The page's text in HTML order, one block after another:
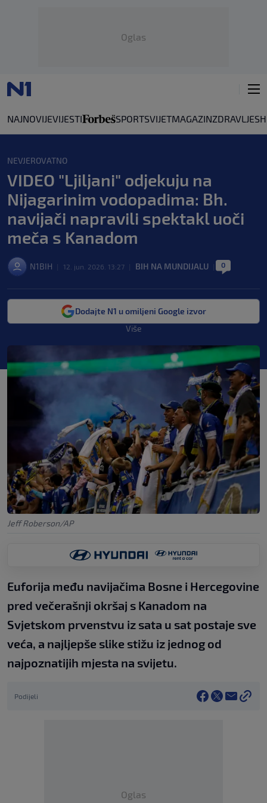
Oglas
NAJNOVIJEVIJESTI SPORTSVIJETMAGAZINZDRAVLJE
NEVJEROVATNO
VIDEO "Ljiljani" odjekuju na
Nijagarinim vodopadima: Bh.
navijači napravili spektakl uoči
meča s Kanadom
N1BIH 12. jun. 2026. 13:27 BIH NA MUNDIJALU 0
Dodajte N1 u omiljeni Google izvor
Više
Jeff Roberson/AP
Euforija među navijačima Bosne i Hercegovine
pred večerašnji okršaj s Kanadom na
Svjetskom prvenstvu iz sata u sat postaje sve
veća, a najljepše slike stižu iz jednog od
najpoznatijih mjesta na svijetu.
Podijeli
Oglas